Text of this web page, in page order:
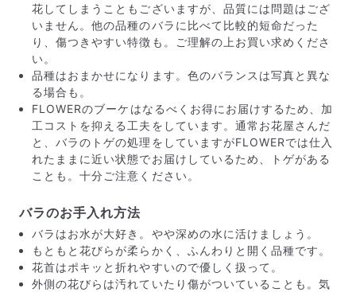
よくある質問
Q. 毎月自動でお花が届くサービスですか？
いいえ、毎月自動でお届けするサービスではありません。好
きな時に好きな花をご注文いただけます。
ただいま沖縄・離島エリアへの配送には対応しておりませ
ん。ご了承ください。
Q. 配送日時は指定できますか？
お花をベストなタイミングで発送しているため、お届け日の
指定はできません。受け取り時間帯は、発送後にクロネコヤ
花してしまうこともございますが、品質には問題はござ
いません。他の品種のバラに比べて比較的短命だった
り、傷つきやすい特徴も。ご理解の上お買い求めくださ
い。
品種はおまかせになります。色のバランスは写真と異な
る場合も。
FLOWERのブーケはなるべくお得にお届けするため、加
工コストを抑える工夫をしています。通常お花屋さんだ
と、バラのトゲの処理をしていますがFLOWERでは仕入
れたままに近い状態でお届けしているため、トゲがある
ことも。十分ご注意ください。
バラのお手入れ方法
バラはお水が大好き。やや深めの水に活けましょう。
もともと花びらが柔らかく、ふんわりと開く品種です。
花首はポキッと折れやすいので優しく扱って。
外側の花びらは汚れていたり傷がついていることも。気